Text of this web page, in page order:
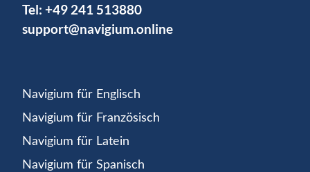
Tel: +49 241 513880
support@navigium.online
Navigium für Englisch
Navigium für Französisch
Navigium für Latein
Navigium für Spanisch